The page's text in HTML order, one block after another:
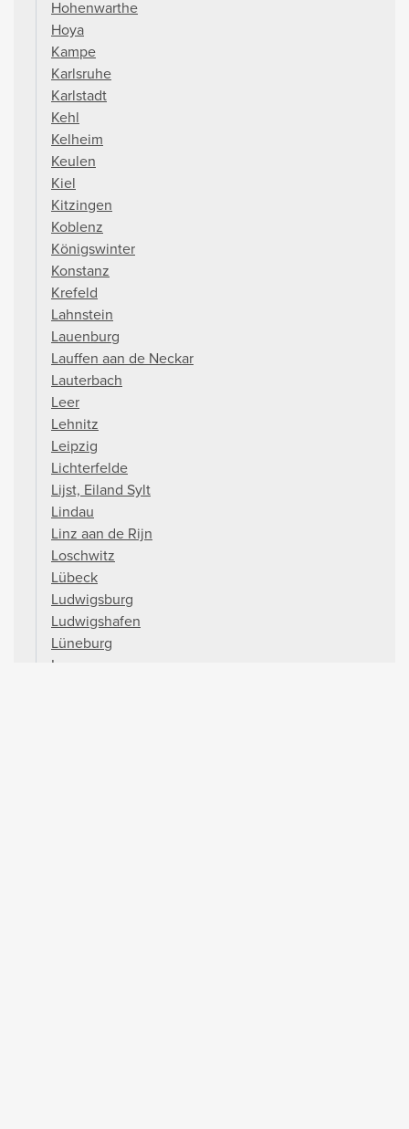
Hohenwarthe
Hoya
Kampe
Karlsruhe
Karlstadt
Kehl
Kelheim
Keulen
Kiel
Kitzingen
Koblenz
Königswinter
Konstanz
Krefeld
Lahnstein
Lauenburg
Lauffen aan de Neckar
Lauterbach
Leer
Lehnitz
Leipzig
Lichterfelde
Lijst, Eiland Sylt
Lindau
Linz aan de Rijn
Loschwitz
Lübeck
Ludwigsburg
Ludwigshafen
Lüneburg
Lunow